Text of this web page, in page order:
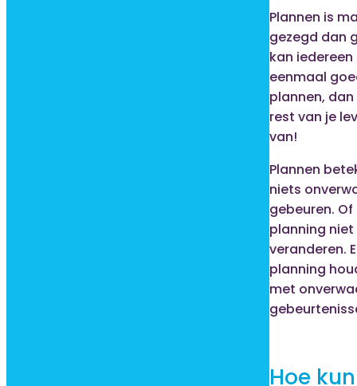
Plannen is
gezegd dan
kan iedereen
eenmaal
plannen,
rest van je
van!
Plannen
niets
gebeuren.
planning
veranderen.
planning
met
Hoe